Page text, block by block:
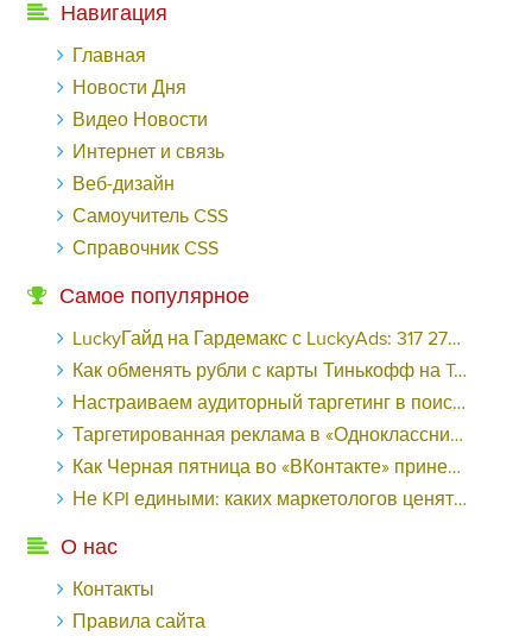
Навигация
Главная
Новости Дня
Видео Новости
Интернет и связь
Веб-дизайн
Самоучитель CSS
Справочник CSS
Самое популярное
LuckyГайд на Гардемакс с LuckyAds: 317 279 рублей за 10 дней - «Надо знать»
Как обменять рубли с карты Тинькофф на Tether ERC20 (USDT)?
Настраиваем аудиторный таргетинг в поисковой кампании Google Ads - «Заработок»
Таргетированная реклама в «Одноклассниках»: как ее настроить и нужно ли - «Заработок»
Как Черная пятница во «ВКонтакте» принесла магазину подарков 221 продажу по цене 38 рублей - «Заработок»
Не KPI едиными: каких маркетологов ценят - «Заработок»
О нас
Контакты
Правила сайта